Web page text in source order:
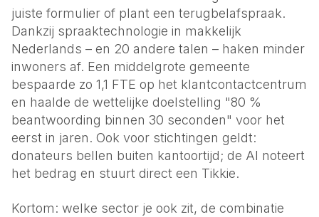
juiste formulier of plant een terugbelafspraak.
Dankzij spraaktechnologie in makkelijk
Nederlands – en 20 andere talen – haken minder
inwoners af. Een middelgrote gemeente
bespaarde zo 1,1 FTE op het klant­contact­centrum
en haalde de wettelijke doelstelling "80 %
beantwoording binnen 30 seconden" voor het
eerst in jaren. Ook voor stichtingen geldt:
donateurs bellen buiten kantoor­tijd; de AI noteert
het bedrag en stuurt direct een Tikkie.
Kortom: welke sector je ook zit, de combinatie